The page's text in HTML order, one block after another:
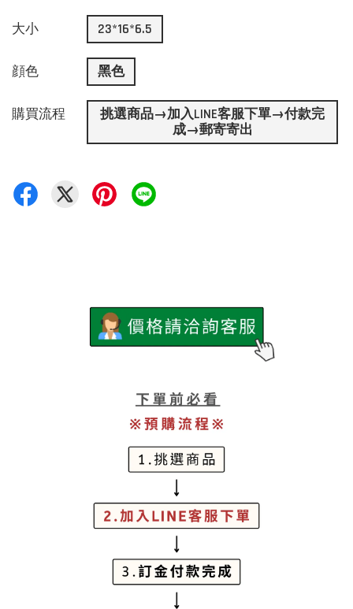
大小 23*16*6.5
顔色 黑色
購買流程
挑選商品→加入LINE客服下單→付款完
成→郵寄寄出